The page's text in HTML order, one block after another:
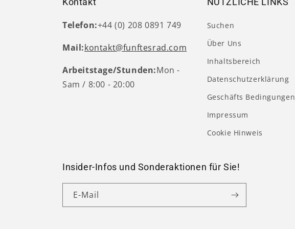
Telefon:+44 (0) 208 0891 749
Mail:kontakt@funftesrad.com
Arbeitstage/Stunden:Mon -
Sam / 8:00 - 20:00
Suchen
Über Uns
Inhaltsbereich
Datenschutzerklärung
Geschäfts Bedingungen
Impressum
Cookie Hinweis
Insider-Infos und Sonderaktionen für Sie!
E-Mail